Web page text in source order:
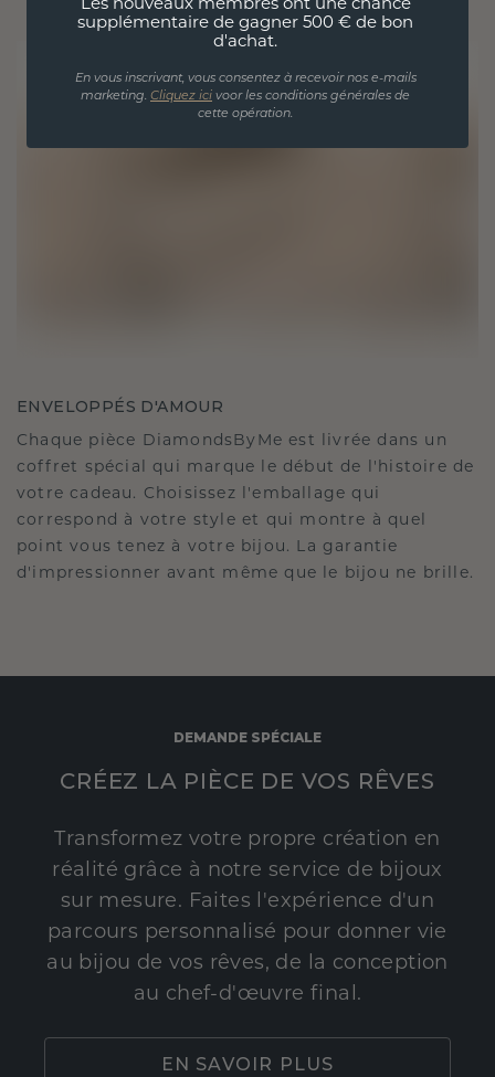
ENVELOPPÉS D'AMOUR
Chaque pièce DiamondsByMe est livrée dans un
coffret spécial qui marque le début de l'histoire de
votre cadeau. Choisissez l'emballage qui
correspond à votre style et qui montre à quel
point vous tenez à votre bijou. La garantie
d'impressionner avant même que le bijou ne brille.
DEMANDE SPÉCIALE
CRÉEZ LA PIÈCE DE VOS RÊVES
Transformez votre propre création en
réalité grâce à notre service de bijoux
sur mesure. Faites l'expérience d'un
parcours personnalisé pour donner vie
au bijou de vos rêves, de la conception
au chef-d'œuvre final.
EN SAVOIR PLUS
Les nouveaux membres ont une chance
supplémentaire de gagner 500 € de bon
d'achat.
En vous inscrivant, vous consentez à recevoir nos e-mails
marketing. Cliquez ici voor les conditions générales de
cette opération.